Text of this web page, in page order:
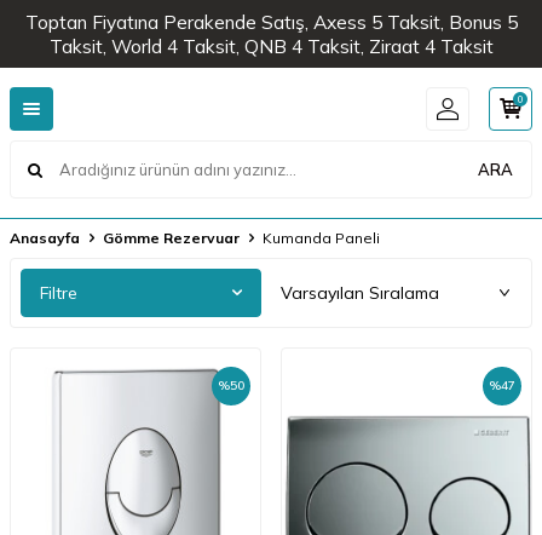
Toptan Fiyatına Perakende Satış, Axess 5 Taksit, Bonus 5
Taksit, World 4 Taksit, QNB 4 Taksit, Ziraat 4 Taksit
ARA
0
Anasayfa Gömme Rezervuar Kumanda Paneli
Filtre
%50 %47